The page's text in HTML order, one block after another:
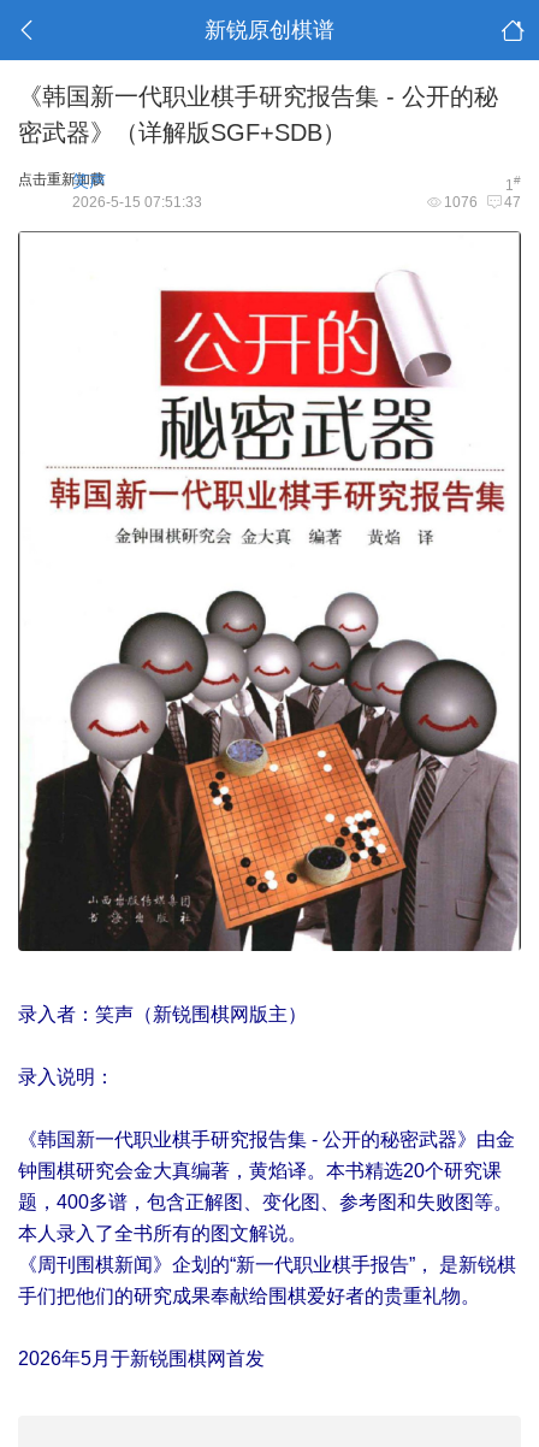
新锐原创棋谱
《韩国新一代职业棋手研究报告集 - 公开的秘
密武器》（详解版SGF+SDB）
点击重新加载 1#
笑声
1076 47
2026-5-15 07:51:33
录入者：笑声（新锐围棋网版主）
录入说明：
《韩国新一代职业棋手研究报告集 - 公开的秘密武器》由金
钟围棋研究会金大真编著，黄焰译。本书精选20个研究课
题，400多谱，包含正解图、变化图、参考图和失败图等。
本人录入了全书所有的图文解说。
《周刊围棋新闻》企划的“新一代职业棋手报告”， 是新锐棋
手们把他们的研究成果奉献给围棋爱好者的贵重礼物。
2026年5月于新锐围棋网首发